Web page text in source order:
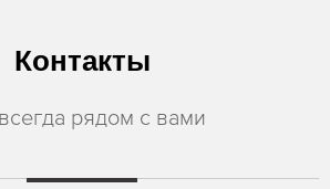
Контакты
рядом с вами